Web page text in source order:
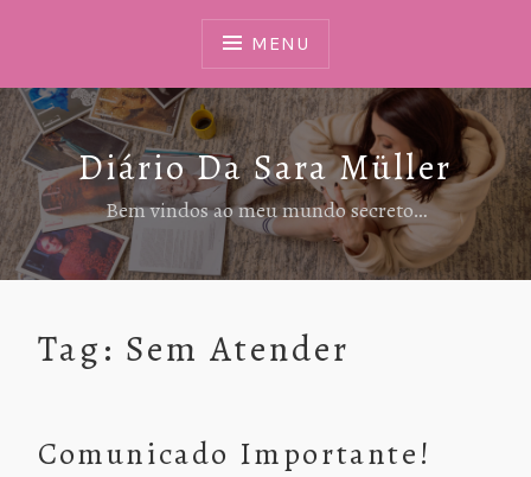
MENU
Diário Da Sara Müller
Bem vindos ao meu mundo secreto…
Tag: Sem Atender
Comunicado Importante!